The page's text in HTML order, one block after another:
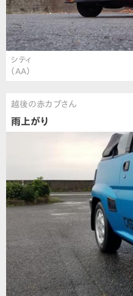
シティ
（AA）
越後の赤カブさん
雨上がり